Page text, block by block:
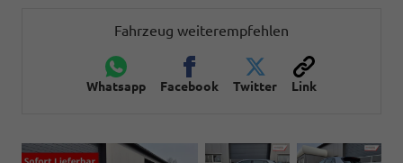
Fahrzeug weiterempfehlen
Whatsapp Facebook Twitter Link